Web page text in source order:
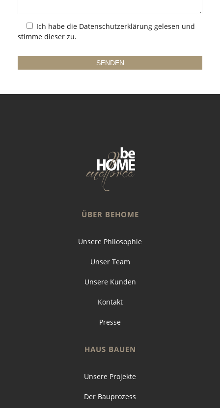
Ich habe die Datenschutzerklärung gelesen und
stimme dieser zu.
ÜBER BEHOME
Unsere Philosophie
Unser Team
Unsere Kunden
Kontakt
Presse
HAUS BAUEN
Unsere Projekte
Der Bauprozess